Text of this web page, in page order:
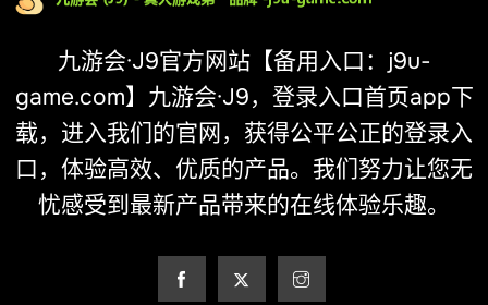
九游会·J9官方网站【备用入口：j9u-
game.com】九游会·J9，登录入口首页app下
载，进入我们的官网，获得公平公正的登录入
口，体验高效、优质的产品。我们努力让您无
忧感受到最新产品带来的在线体验乐趣。